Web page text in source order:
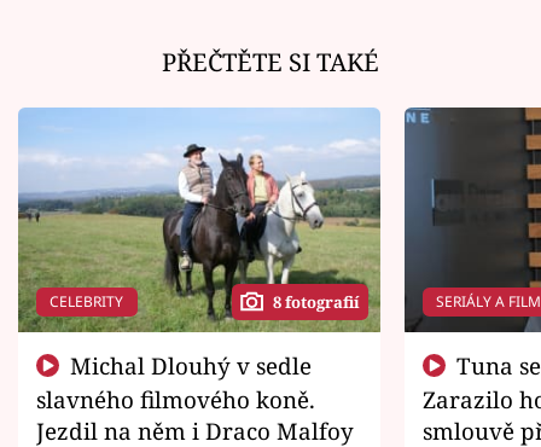
PŘEČTĚTE SI TAKÉ
CELEBRITY 8 fotografií
slavného filmového koně.
Jezdil na něm i Draco Malfoy
SERIÁLY A
Zarazilo
smlouvě